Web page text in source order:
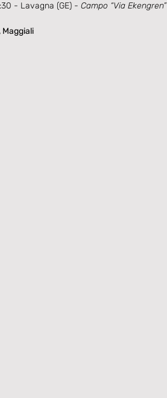
- Lavagna (GE) - Campo “Via Ekengren”
Maggiali